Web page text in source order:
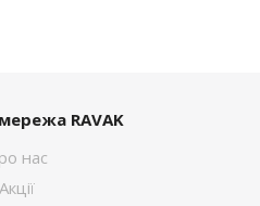
RAVAK
нас
Акції